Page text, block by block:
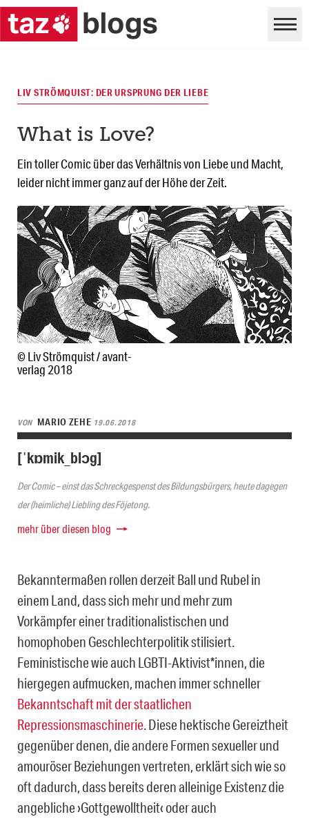
© Liv Strömquist / avant-
verlag 2018
LIV STRÖMQUIST: DER URSPRUNG DER LIEBE
What is Love?
Ein toller Comic über das Verhältnis von Liebe und Macht,
leider nicht immer ganz auf der Höhe der Zeit.
VON MARIO ZEHE 19.06.2018
[ˈkɒmik_blɔg]
Der Comic – einst das Schreckgespenst des Bildungsbürgers, heute dagegen
der (heimliche) Liebling des Föjetong.
mehr über diesen blog
Bekanntermaßen rollen derzeit Ball und Rubel in
einem Land, dass sich mehr und mehr zum
Vorkämpfer einer traditionalistischen und
homophoben Geschlechterpolitik stilisiert.
Feministische wie auch LGBTI-Aktivist*innen, die
hiergegen aufmucken, machen immer schneller
Bekanntschaft mit der staatlichen
Repressionsmaschinerie. Diese hektische Gereiztheit
gegenüber denen, die andere Formen sexueller und
amouröser Beziehungen vertreten, erklärt sich wie so
oft dadurch, dass bereits deren alleinige Existenz die
angebliche ›Gottgewolltheit‹ oder auch